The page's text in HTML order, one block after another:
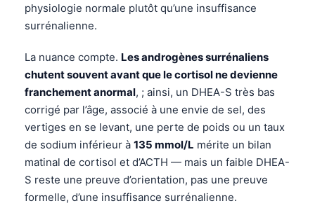
physiologie normale plutôt qu’une insuffisance
surrénalienne.
La nuance compte. Les androgènes surrénaliens
chutent souvent avant que le cortisol ne devienne
franchement anormal, ; ainsi, un DHEA-S très bas
corrigé par l’âge, associé à une envie de sel, des
vertiges en se levant, une perte de poids ou un taux
de sodium inférieur à 135 mmol/L mérite un bilan
matinal de cortisol et d’ACTH — mais un faible DHEA-
S reste une preuve d’orientation, pas une preuve
formelle, d’une insuffisance surrénalienne.
ಕನ್ನಡ
മലയാളം
Bahasa Melayu
Tiếng Việt
Tagalog
ဗမာစာ
Kiswahili